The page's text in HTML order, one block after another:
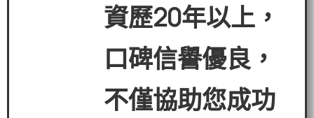
資歷20年以上，
口碑信譽優良，
不僅協助您成功